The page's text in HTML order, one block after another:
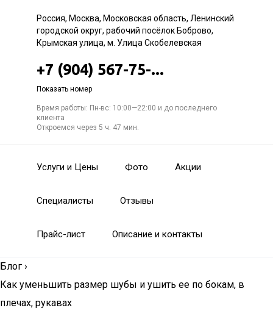
Россия, Москва, Московская область, Ленинский
городской округ, рабочий посёлок Боброво,
Крымская улица, м. Улица Скобелевская
+7 (904) 567-75-...
Показать номер
Время работы: Пн-вс: 10:00—22:00 и до последнего
клиента
Откроемся через 5 ч. 47 мин.
Услуги и Цены Фото Акции
Специалисты Отзывы
Прайс-лист Описание и контакты
Блог ›
Как уменьшить размер шубы и ушить ее по бокам, в
плечах, рукавах